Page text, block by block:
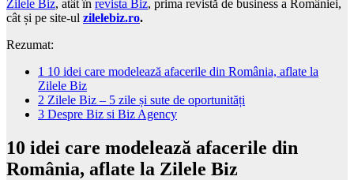
Zilele Biz, atât în revista Biz, prima revistă de business a României,
cât și pe site-ul zilelebiz.ro.
Rezumat:
1 10 idei care modelează afacerile din România, aflate la
Zilele Biz
2 Zilele Biz – 5 zile și sute de oportunități
3 Despre Biz si Biz Agency
10 idei care modelează afacerile din
România, aflate la Zilele Biz